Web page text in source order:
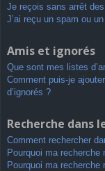
Je reçois sans arrêt
J’ai reçu un spam ou
Amis et ignorés
Que sont mes listes
Comment puis-je
d’ignorés ?
Recherche dans
Comment rechercher
Pourquoi ma
Pourquoi ma recherche